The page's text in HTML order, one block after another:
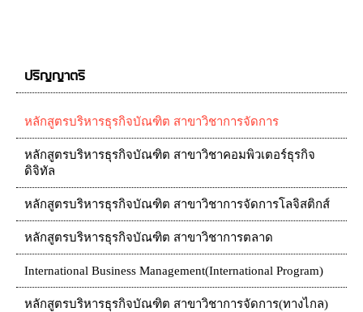
ปริญญาตรี
หลักสูตรบริหารธุรกิจบัณฑิต สาขาวิชาการจัดการ
หลักสูตรบริหารธุรกิจบัณฑิต สาขาวิชาคอมพิวเตอร์ธุรกิจ
ดิจิทัล
หลักสูตรบริหารธุรกิจบัณฑิต สาขาวิชาการจัดการโลจิสติกส์
หลักสูตรบริหารธุรกิจบัณฑิต สาขาวิชาการตลาด
International Business Management(International Program)
หลักสูตรบริหารธุรกิจบัณฑิต สาขาวิชาการจัดการ(ทางไกล)